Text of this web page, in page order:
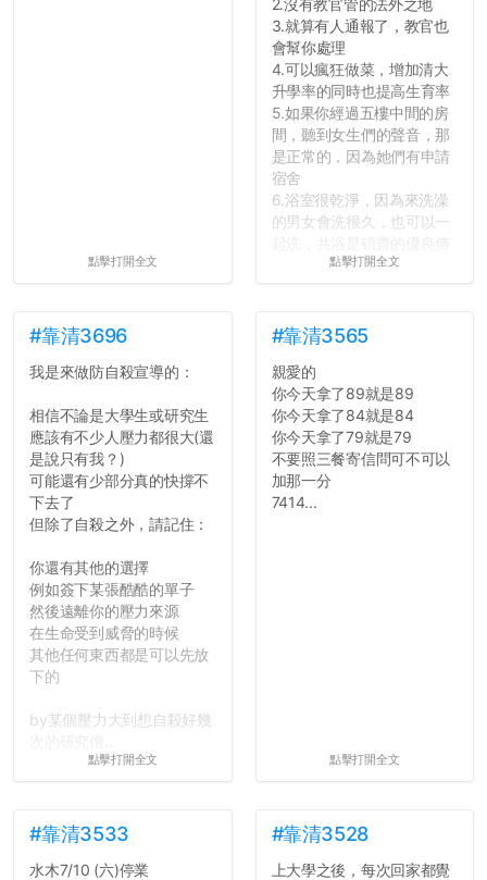
點擊打開全文
3.就算有人通報了，教官也
會幫你處理
4.可以瘋狂做菜，增加清大
升學率的同時也提高生育率
5.如果你經過五樓中間的房
間，聽到女生們的聲音，那
是正常的，因為她們有申請
宿舍
6.浴室很乾淨，因為來洗澡
的男女會洗很久，也可以一
舍房間，都歡迎留言讓我知
道...
點擊打開全文
#靠清3696
我是來做防自殺宣導的：
相信不論是大學生或研究生
應該有不少人壓力都很大(還
是說只有我？)
可能還有少部分真的快撐不
下去了
但除了自殺之外，請記住：
你還有其他的選擇
例如簽下某張酷酷的單子
然後遠離你的壓力來源
在生命受到威脅的時候
其他任何東西都是可以先放
下的
by某個壓力大到想自殺好幾
點擊打開全文
#靠清3565
親愛的
你今天拿了89就是89
你今天拿了84就是84
你今天拿了79就是79
不要照三餐寄信問可不可以
加那一分
7414...
點擊打開全文
#靠清3533
水木7/10 (六)停業
#靠清3528
上大學之後，每次回家都覺